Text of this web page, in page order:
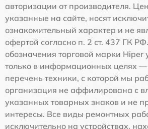
авторизации от производителя.
указанные на сайте, носят
ознакомительный характер и не
офертой согласно п. 2 ст. 437 ГК
обозначения торговой марки Hiper
только в информационных целях —
перечень техники, с которой мы
организация не аффилирована с
указанных товарных знаков и не
интересы. Все виды ремонтных
исключительно на устройствах,